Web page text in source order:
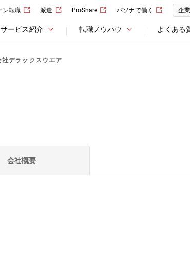
ン転職 派遣 ProShare パソナで働く 企
サービス紹介 転職ノウハウ よくある
社デラックスウエア
会社概要